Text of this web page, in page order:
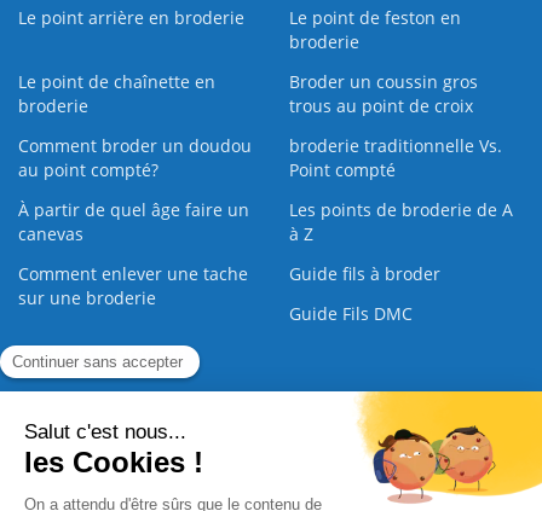
Le point arrière en broderie
Le point de feston en
broderie
Le point de chaînette en
broderie
Broder un coussin gros
trous au point de croix
Comment broder un doudou
au point compté?
broderie traditionnelle Vs.
Point compté
À partir de quel âge faire un
canevas
Les points de broderie de A
à Z
Comment enlever une tache
sur une broderie
Guide fils à broder
Guide Fils DMC
Guide de la Broderie
Nous contacter |